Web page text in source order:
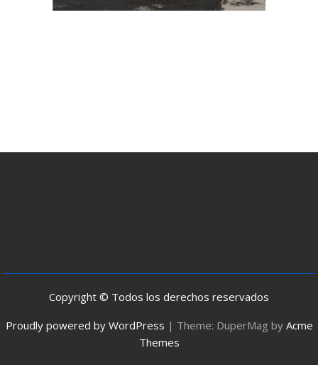
Copyright © Todos los derechos reservados
Proudly powered by WordPress | Theme: DuperMag by Acme
Themes